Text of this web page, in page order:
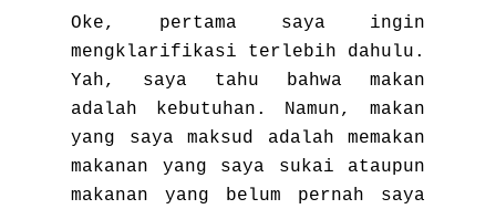
Oke, pertama saya ingin
mengklarifikasi terlebih dahulu.
Yah, saya tahu bahwa makan
adalah kebutuhan. Namun, makan
yang saya maksud adalah memakan
makanan yang saya sukai ataupun
makanan yang belum pernah saya